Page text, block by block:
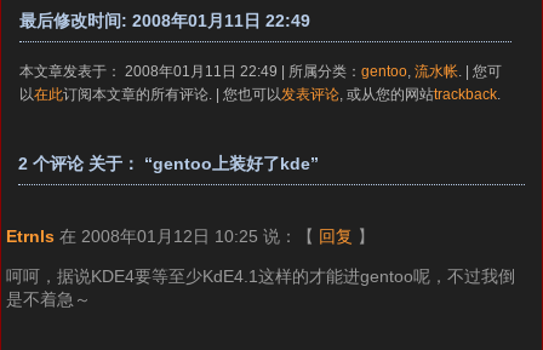
最后修改时间: 2008年01月11日 22:49
本文章发表于： 2008年01月11日 22:49 | 所属分类：gentoo ,流水帐 . | 您可
以在此订阅本文章的所有评论. | 您也可以 发表评论 , 或从您的网站trackback
2 个评论 关于： “gentoo上装好了kde”
Etrnls 在 2008年01月12日 10:25 说： 【 回复 】
呵呵，据说KDE4要等至少KdE4.1这样的才能进gentoo呢，不过我倒
是不着急～